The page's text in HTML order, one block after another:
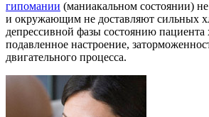
гипомании (маниакальном состоянии)
и окружающим не доставляют сильных
депрессивной фазы состоянию пациента
подавленное настроение,
двигательного процесса.